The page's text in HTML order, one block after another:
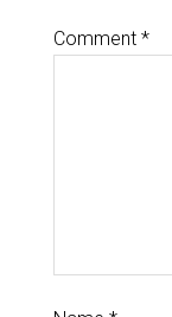
Comment *